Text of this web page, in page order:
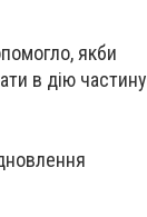
якби
в дію частину